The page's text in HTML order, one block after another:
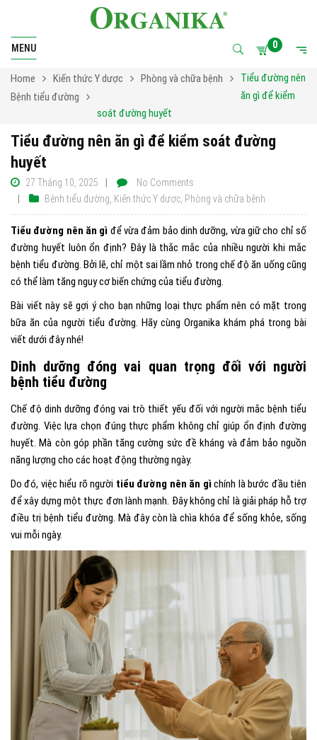
MENU 0
Home Kiến thức Y dược
Phòng và chữa bệnh
Bệnh tiểu đường
Tiểu đường nên
ăn gì để kiểm
soát đường huyết
Tiểu đường nên ăn gì để kiểm soát đường
huyết
27 Tháng 10, 2025
Bệnh tiểu đường Kiến thức Y dược Phòng và chữa bệnh
No Comments
Tiểu đường nên ăn gì để vừa đảm bảo dinh dưỡng, vừa giữ cho chỉ số
đường huyết luôn ổn định? Đây là thắc mắc của nhiều người khi mắc
bệnh tiểu đường. Bởi lẽ, chỉ một sai lầm nhỏ trong chế độ ăn uống cũng
có thể làm tăng nguy cơ biến chứng của tiểu đường.
Bài viết này sẽ gợi ý cho bạn những loại thực phẩm nên có mặt trong
bữa ăn của người tiểu đường. Hãy cùng Organika khám phá trong bài
viết dưới đây nhé!
Dinh dưỡng đóng vai quan trọng đối với người
bệnh tiểu đường
Chế độ dinh dưỡng đóng vai trò thiết yếu đối với người mắc bệnh tiểu
đường. Việc lựa chọn đúng thực phẩm không chỉ giúp ổn định đường
huyết. Mà còn góp phần tăng cường sức đề kháng và đảm bảo nguồn
năng lượng cho các hoạt động thường ngày.
Do đó, việc hiểu rõ người tiểu đường nên ăn gìchính là bước đầu tiên
để xây dựng một thực đơn lành mạnh. Đây không chỉ là giải pháp hỗ trợ
điều trị bệnh tiểu đường. Mà đây còn là chìa khóa để sống khỏe, sống
vui mỗi ngày.